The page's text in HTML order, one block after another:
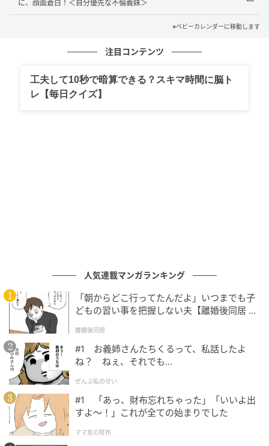
ました！ 息子は元気に成長しております！
の事態を想像すると冷や汗の出るようなエピソードで
もありました。どんなに近い場所であっても、子ども
ベビーカレンダー編集部
クリエイター情報
ベビーカレンダー
です。みんなのクチコミや体験談から産婦人科検
索、おでかけ情報、離乳食レシピまで。月間利用者1
に、顔面蒼白！＜自分優先な不倫義妹＞
※ベビーカレンダーに移動します
注目コンテンツ
工夫して10秒で暗算できる？スキマ時間に脳ト
レ【毎日クイズ】
人気連載マンガランキング
「朝からどこ行ってたんだよ」いつまでも子
どもの習い事を把握しない夫【離婚後同居 Vo
離婚後同居
#1 お義姉さんたちくるって、私話したよ
ね？ ねぇ、それでも…
ぜんぶ私のせい
#1 「あっ、財布忘れちゃった」「いいよ出
すよ〜！」これが全ての始まりでした
ママ友の財布